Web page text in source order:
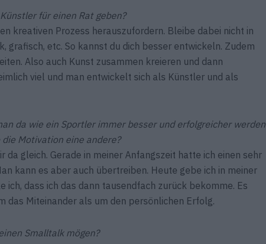
für einen Rat geben?
kreativen Prozess herauszufordern. Bleibe dabei nicht in
grafisch, etc. So kannst du dich besser entwickeln. Zudem
Also auch Kunst zusammen kreieren und dann
viel und man entwickelt sich als Künstler und als
da wie ein Sportler immer besser und erfolgreicher werden
Motivation eine andere?
da gleich. Gerade in meiner Anfangszeit hatte ich einen sehr
kann es aber auch übertreiben. Heute gebe ich in meiner
ich, dass ich das dann tausendfach zurück bekomme. Es
das Miteinander als um den persönlichen Erfolg.
Smalltalk mögen?